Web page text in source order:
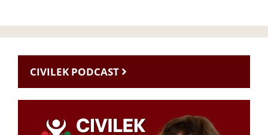
CIVILEK PODCAST